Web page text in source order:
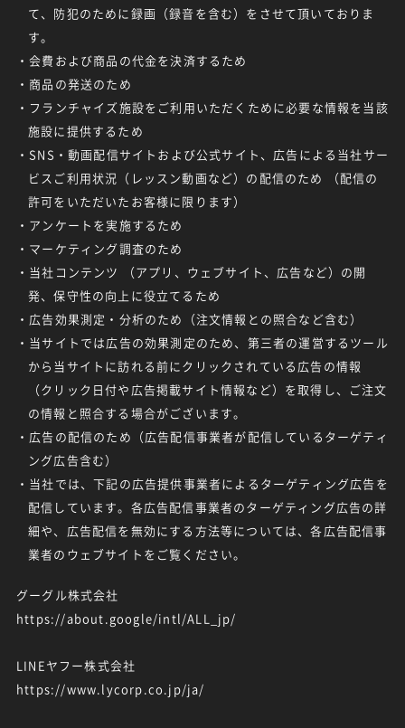
て、防犯のために録画（録音を含む）をさせて頂いておりま
す。
・会費および商品の代金を決済するため
・商品の発送のため
・フランチャイズ施設をご利用いただくために必要な情報を当該
施設に提供するため
・SNS・動画配信サイトおよび公式サイト、広告による当社サー
ビスご利用状況（レッスン動画など）の配信のため （配信の
許可をいただいたお客様に限ります）
・アンケートを実施するため
・マーケティング調査のため
・当社コンテンツ （アプリ、ウェブサイト、広告など）の開
発、保守性の向上に役立てるため
・広告効果測定・分析のため（注文情報との照合など含む）
・当サイトでは広告の効果測定のため、第三者の運営するツール
から当サイトに訪れる前にクリックされている広告の情報
（クリック日付や広告掲載サイト情報など）を取得し、ご注文
の情報と照合する場合がございます。
・広告の配信のため（広告配信事業者が配信しているターゲティ
ング広告含む）
・当社では、下記の広告提供事業者によるターゲティング広告を
配信しています。各広告配信事業者のターゲティング広告の詳
細や、広告配信を無効にする方法等については、各広告配信事
業者のウェブサイトをご覧ください。
グーグル株式会社
https://about.google/intl/ALL_jp/
LINEヤフー株式会社
https://www.lycorp.co.jp/ja/